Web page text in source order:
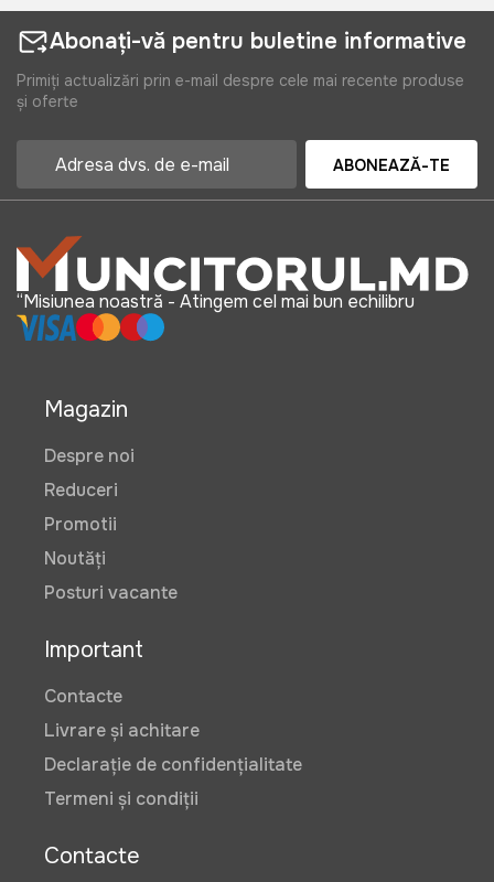
Abonați-vă pentru buletine informative
Primiți actualizări prin e-mail despre cele mai recente produse
și oferte
ABONEAZĂ-TE
“Misiunea noastră - Atingem cel mai bun echilibru
Magazin
Despre noi
Reduceri
Promotii
Noutăți
Posturi vacante
Important
Contacte
Livrare și achitare
Declarație de confidențialitate
Termeni și condiții
Contacte